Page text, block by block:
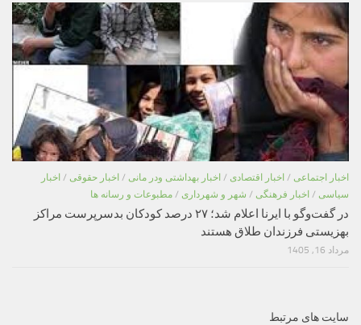
اخبار اجتماعی / اخبار اقتصادی / اخبار بهداشتی ودر مانی / اخبار حقوقی / اخبار
سیاسی / اخبار فرهنگی / شهر و شهرداری / مطبوعات و رسانه ها
در گفت‌وگو با ایرنا اعلام شد؛ ۲۷ درصد کودکان بدسرپرست مراکز
بهزیستی فرزندان طلاق هستند
مرداد 16, 1405
سایت های مرتبط